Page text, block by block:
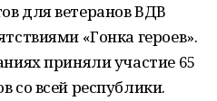
для ветеранов ВДВ
«Гонка героев».
приняли участие 65
со всей республики.